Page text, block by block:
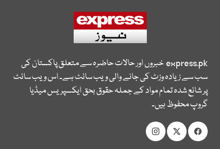
express.pkخبروں اور حالات حاضرہ سے متعلق پاکستان کی
سب سے زیادہ وزٹ کی جانے والی ویب سائٹ ہے۔ اس ویب سائٹ
پر شائع شدہ تمام مواد کے جملہ حقوق بحق ایکسپریس میڈیا
گروپ محفوظ ہیں۔